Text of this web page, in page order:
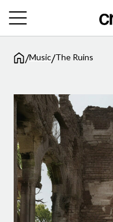
/Music/The Ruins